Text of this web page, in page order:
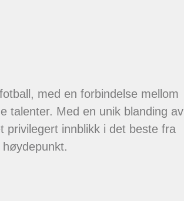
med en forbindelse mellom
talenter. Med en unik blanding av
privilegert innblikk i det beste fra